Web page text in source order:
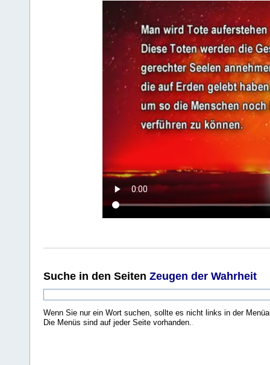
Suche in den Seiten Zeugen der Wahrheit
Wenn Sie nur ein Wort suchen, sollte es nicht links in der
Die Menüs sind auf jeder Seite vorhanden.